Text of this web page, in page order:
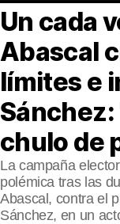
NACIONAL
COMUNIDADES
MásQueTele
MásQueEstilo
Un cada
Abascal
límites e
chulo de
La campaña
polémica tras las
Abascal, contra el
Sánchez, en un